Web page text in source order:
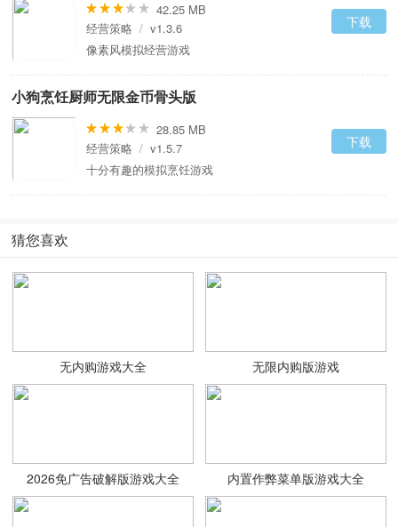
42.25 MB
经营策略 / v1.3.6
像素风模拟经营游戏
下载
小狗烹饪厨师无限金币骨头版
28.85 MB
经营策略 / v1.5.7
十分有趣的模拟烹饪游戏
下载
猜您喜欢
无内购游戏大全 无限内购版游戏
2026免广告破解版游戏大全 内置作弊菜单版游戏大全